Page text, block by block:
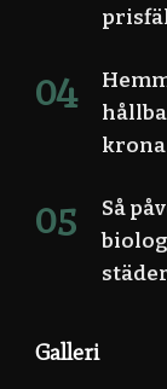
krona
Så
städer
Galleri